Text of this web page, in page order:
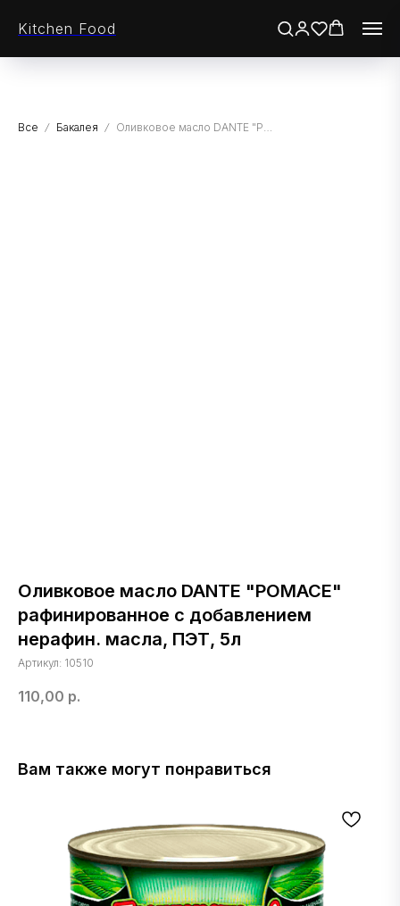
Kitchen Food
Все Бакалея Оливковое масло DANTE "POMACE" рафинированное c добавлением нерафин. масла, ПЭТ, 5л
Оливковое масло DANTE "POMACE"
рафинированное c добавлением
нерафин. масла, ПЭТ, 5л
Артикул: 10510
110,00 р.
Вам также могут понравиться